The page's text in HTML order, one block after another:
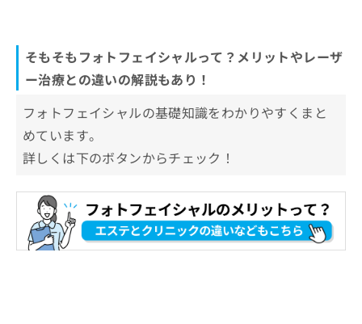
そもそもフォトフェイシャルって？メリットやレーザ
ー治療との違いの解説もあり！
フォトフェイシャルの基礎知識をわかりやすくまと
めています。
詳しくは下のボタンからチェック！